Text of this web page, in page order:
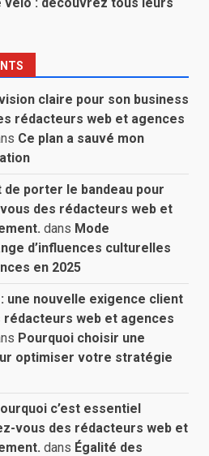
claire pour son business
rédacteurs web et agences
Ce plan a sauvé mon
de porter le bandeau pour
des rédacteurs web et
dans Mode
d’influences culturelles
en 2025
une nouvelle exigence client
web et agences
Pourquoi choisir une
optimiser votre stratégie
c’est essentiel
vous des rédacteurs web et
dans Égalité des